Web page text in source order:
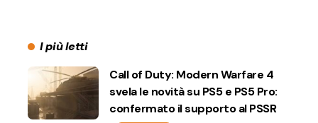
I più letti
Call of Duty: Modern Warfare 4
svela le novità su PS5 e PS5 Pro:
confermato il supporto al PSSR